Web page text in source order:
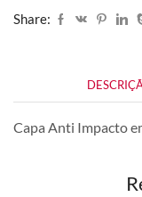
Share:
Capa Anti Impacto